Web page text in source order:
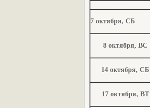
7 октября, СБ
8 октября, ВС
14 октября, СБ
17 октября, ВТ